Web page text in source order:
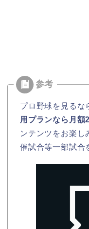
プロ野球を見るな
用プランなら月額
ンテンツをお楽し
催試合等一部試合